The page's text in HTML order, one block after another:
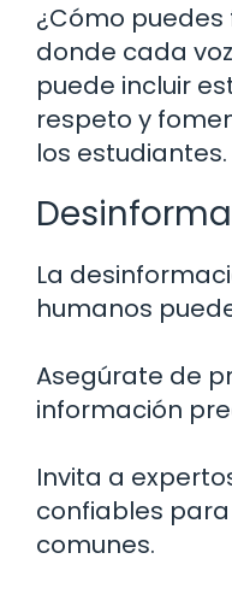
¿Cómo
donde cada
puede incluir
respeto y
los estudiantes.
La
humanos
Asegúrate de
información
Invita a
confiables
comunes.